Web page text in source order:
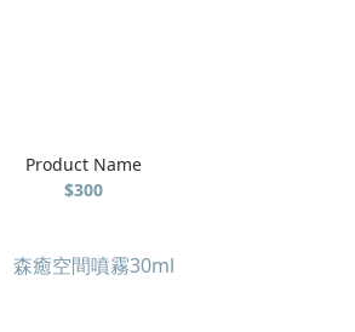
Product Name
$300